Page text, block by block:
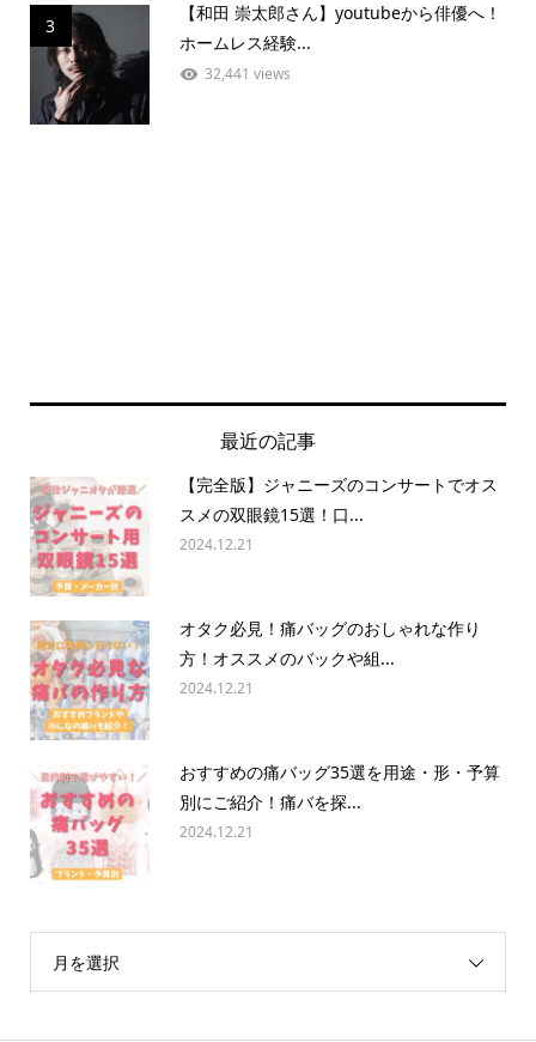
3
【和田 崇太郎さん】youtubeから俳優へ！
ホームレス経験...
32,441 views
最近の記事
【完全版】ジャニーズのコンサートでオス
スメの双眼鏡15選！口...
2024.12.21
オタク必見！痛バッグのおしゃれな作り
方！オススメのバックや組...
2024.12.21
おすすめの痛バッグ35選を用途・形・予算
別にご紹介！痛バを探...
2024.12.21
月を選択